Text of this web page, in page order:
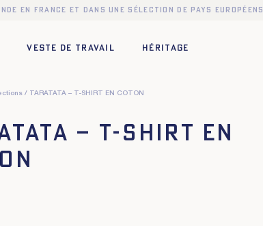
en France et dans une sélection de pays européens
VESTE DE TRAVAIL HÉRITAGE
TARATATA – T-SHIRT EN COTON
– T-SHIRT EN